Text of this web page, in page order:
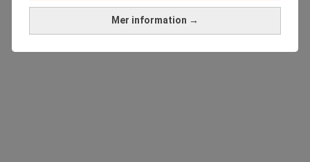
Mer information →
ANNONS